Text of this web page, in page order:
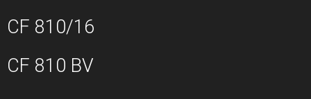
CF 810/16
CF 810 BV